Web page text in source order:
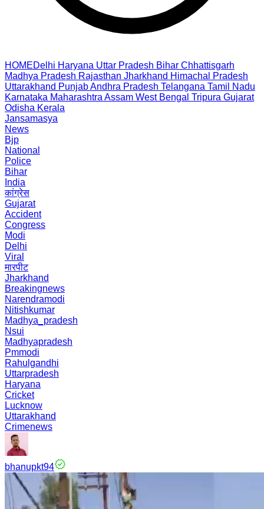
HOMEDelhi Haryana Uttar Pradesh Bihar Chhattisgarh
Madhya Pradesh Rajasthan Jharkhand Himachal Pradesh
Uttarakhand PunjabAndhra Pradesh Telangana Tamil Nadu
Karnataka Maharashtra Assam West Bengal Tripura Gujarat
Odisha Kerala
Jansamasya
News
Bjp
National
Police
Bihar
India
कांग्रेस
Gujarat
Accident
Congress
Modi
Delhi
Viral
मारपीट
Jharkhand
Breakingnews
Narendramodi
Nitishkumar
Madhya_pradesh
Nsui
Madhyapradesh
Pmmodi
Rahulgandhi
Uttarpradesh
Haryana
Cricket
Lucknow
Uttarakhand
Crimenews
bhanupkt94